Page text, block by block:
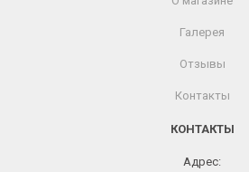
Галерея
Отзывы
Контакты
КОНТАКТЫ
Адрес: